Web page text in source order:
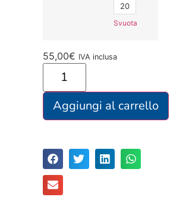
20
Svuota
55,00€ IVA inclusa
Aggiungi al carrello